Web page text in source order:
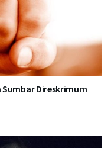
Sumbar Direskrimum